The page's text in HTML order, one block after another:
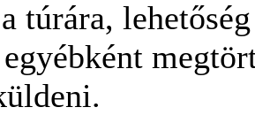
túrára,